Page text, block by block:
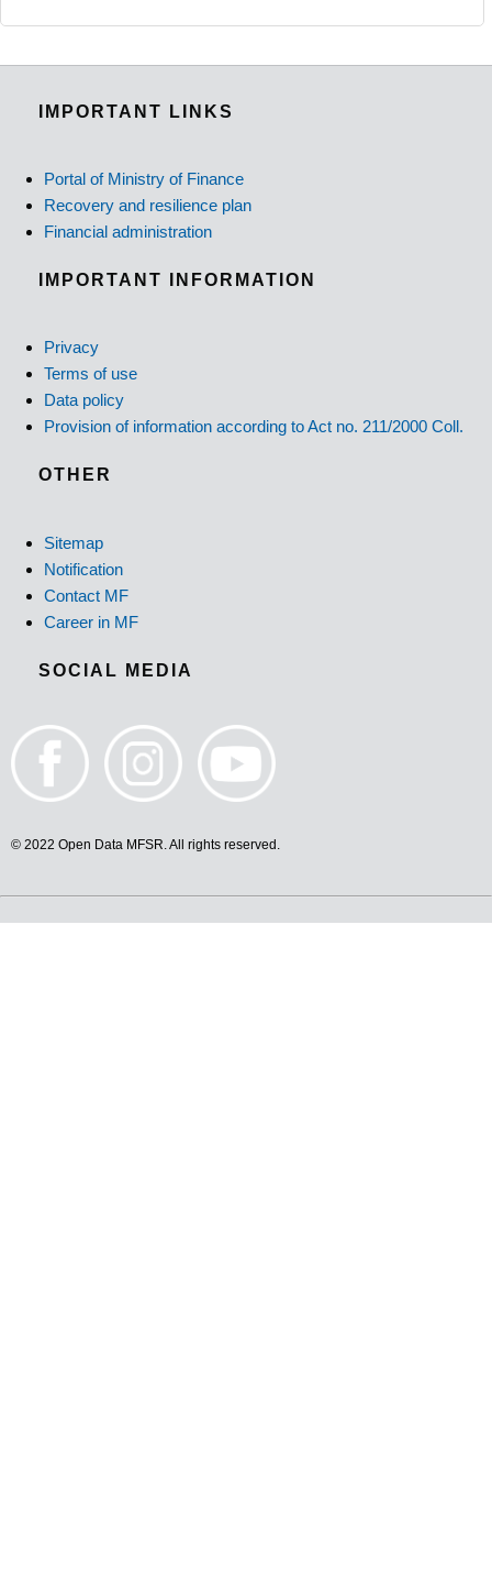
IMPORTANT LINKS
Portal of Ministry of Finance
Recovery and resilience plan
Financial administration
IMPORTANT INFORMATION
Privacy
Terms of use
Data policy
Provision of information according to Act no. 211/2000 Coll.
OTHER
Sitemap
Notification
Contact MF
Career in MF
SOCIAL MEDIA
© 2022 Open Data MFSR. All rights reserved.